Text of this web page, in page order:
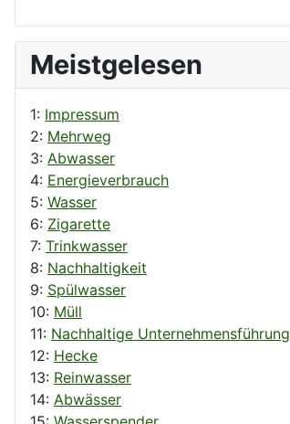
Meistgelesen
1: Impressum
2: Mehrweg
3: Abwasser
4: Energieverbrauch
5: Wasser
6: Zigarette
7: Trinkwasser
8: Nachhaltigkeit
9: Spülwasser
10: Müll
11: Nachhaltige Unternehmensführung
12: Hecke
13: Reinwasser
14: Abwässer